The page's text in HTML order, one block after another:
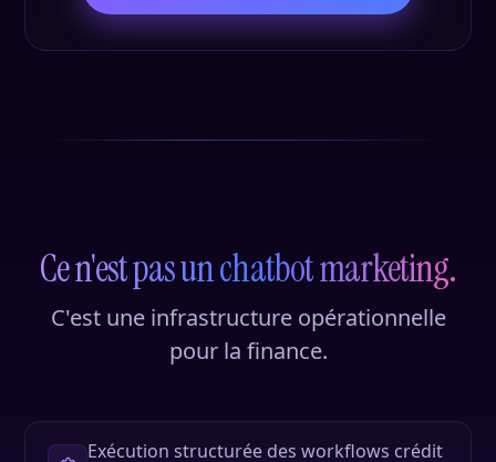
Ce n'est pas un chatbot marketing.
C'est une infrastructure opérationnelle
pour la finance.
Exécution structurée des workflows crédit